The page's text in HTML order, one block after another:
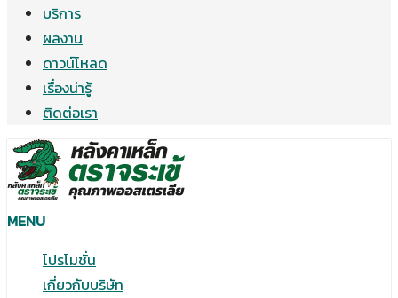
บริการ
ผลงาน
ดาวน์โหลด
เรื่องน่ารู้
ติดต่อเรา
MENU
โปรโมชั่น
เกี่ยวกับบริษัท